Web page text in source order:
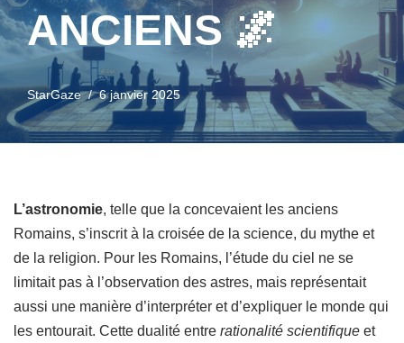
ANCIENS 🌌
StarGaze 6 janvier 2025
L’astronomie, telle que la concevaient les anciens
Romains, s’inscrit à la croisée de la science, du mythe et
de la religion. Pour les Romains, l’étude du ciel ne se
limitait pas à l’observation des astres, mais représentait
aussi une manière d’interpréter et d’expliquer le monde qui
les entourait. Cette dualité entre rationalité scientifique et